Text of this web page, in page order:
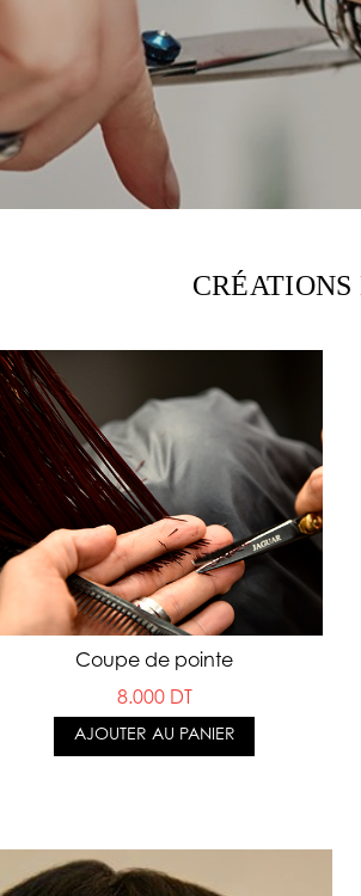
CRÉATIONS
Coupe de pointe
8.000 DT
AJOUTER AU PANIER